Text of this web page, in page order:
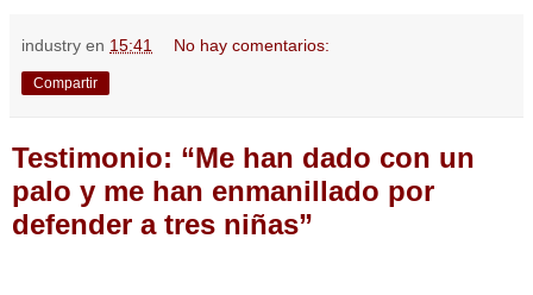
industry en 15:41 No hay comentarios:
Compartir
Testimonio: “Me han dado con un
palo y me han enmanillado por
defender a tres niñas”